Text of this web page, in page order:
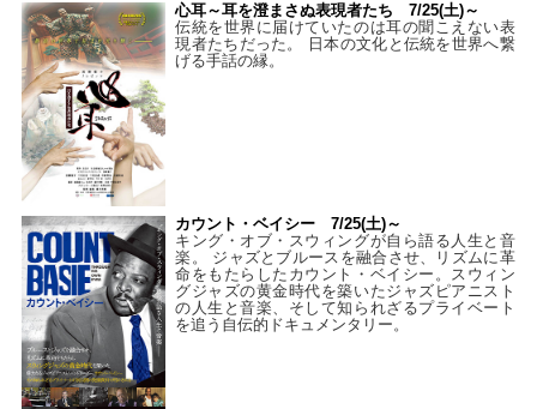
心耳～耳を澄まさぬ表現者たち 7/25(土)～
伝統を世界に届けていたのは耳の聞こえない表
現者たちだった。 日本の文化と伝統を世界へ繋
げる手話の縁。
カウント・ベイシー 7/25(土)～
キング・オブ・スウィングが自ら語る人生と音
楽。 ジャズとブルースを融合させ、リズムに革
命をもたらしたカウント・ベイシー。スウィン
グジャズの黄金時代を築いたジャズピアニスト
の人生と音楽、そして知られざるプライベート
を追う自伝的ドキュメンタリー。